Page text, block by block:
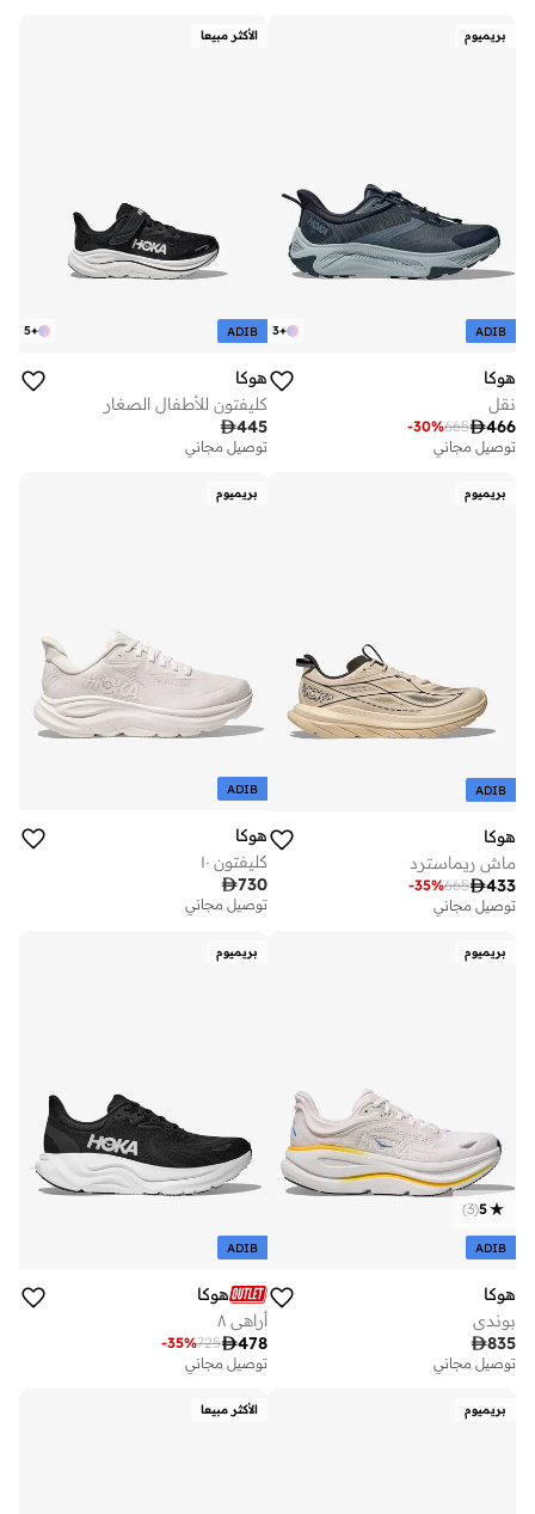
بريميوم
+
3 ADIB
هوكا
نقل
466
665
-30%
توصيل مجاني
الأكثر مبيعا
+
5 ADIB
هوكا
كليفتون للأطفال الصغار
445
توصيل مجاني
بريميوم
ADIB
هوكا
ماش ريماسترد
433
665
-35%
توصيل مجاني
بريميوم
ADIB
هوكا
كليفتون ١٠
730
توصيل مجاني
بريميوم
5
(
3
)
ADIB
هوكا
بوندي
835
توصيل مجاني
بريميوم
ADIB
هوكا
أراهي ٨
478
725
-35%
توصيل مجاني
بريميوم الأكثر مبيعا